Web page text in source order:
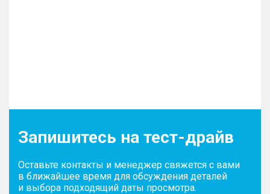
Запишитесь на тест-драйв
Оставьте контакты и менеджер свяжется с вами
в ближайшее время для обсуждения деталей
и выбора подходящий даты просмотра.